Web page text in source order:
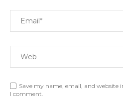
Save my name, email, and
I comment.